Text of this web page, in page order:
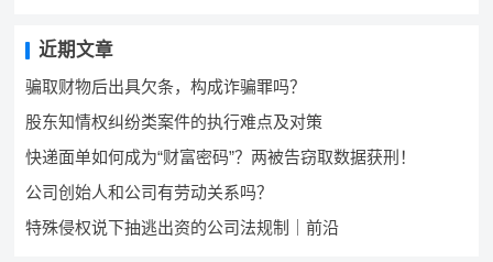
近期文章
骗取财物后出具欠条，构成诈骗罪吗？
股东知情权纠纷类案件的执行难点及对策
快递面单如何成为“财富密码”？两被告窃取数据获刑！
公司创始人和公司有劳动关系吗？
特殊侵权说下抽逃出资的公司法规制｜前沿